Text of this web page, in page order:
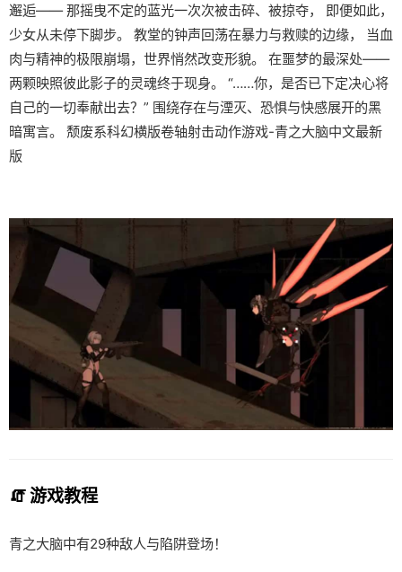
邂逅—— 那摇曳不定的蓝光一次次被击碎、被掠夺， 即便如此，
少女从未停下脚步。 教堂的钟声回荡在暴力与救赎的边缘， 当血
肉与精神的极限崩塌，世界悄然改变形貌。 在噩梦的最深处——
两颗映照彼此影子的灵魂终于现身。 “……你，是否已下定决心将
自己的一切奉献出去？” 围绕存在与湮灭、恐惧与快感展开的黑
暗寓言。 颓废系科幻横版卷轴射击动作游戏-青之大脑中文最新
版
🧯 游戏教程
青之大脑中有29种敌人与陷阱登场！